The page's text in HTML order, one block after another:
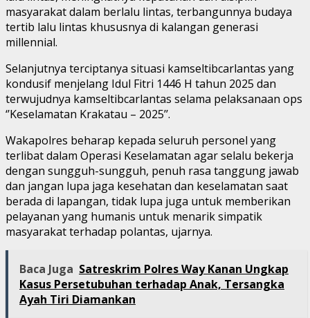
masyarakat dalam berlalu lintas, terbangunnya budaya
tertib lalu lintas khususnya di kalangan generasi
millennial.
Selanjutnya terciptanya situasi kamseltibcarlantas yang
kondusif menjelang Idul Fitri 1446 H tahun 2025 dan
terwujudnya kamseltibcarlantas selama pelaksanaan ops
‘’Keselamatan Krakatau – 2025’’.
Wakapolres beharap kepada seluruh personel yang
terlibat dalam Operasi Keselamatan agar selalu bekerja
dengan sungguh-sungguh, penuh rasa tanggung jawab
dan jangan lupa jaga kesehatan dan keselamatan saat
berada di lapangan, tidak lupa juga untuk memberikan
pelayanan yang humanis untuk menarik simpatik
masyarakat terhadap polantas, ujarnya.
Baca Juga Satreskrim Polres Way Kanan Ungkap
Kasus Persetubuhan terhadap Anak, Tersangka
Ayah Tiri Diamankan